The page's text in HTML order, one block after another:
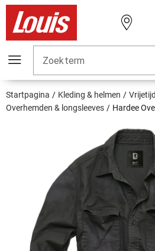
Zoekterm
Startpagina Kleding & helmen
Overhemden & longsleeves
Hardee